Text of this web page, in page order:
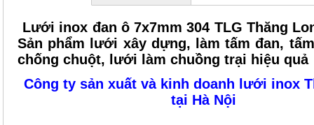
Lưới inox đan ô 7x7mm 304 TLG Thăng
Sản phẩm lưới xây dựng, làm tấm đan,
chống chuột, lưới làm chuồng trại hiệu quả
Công ty sản xuất và kinh doanh lưới inox
tại Hà Nội